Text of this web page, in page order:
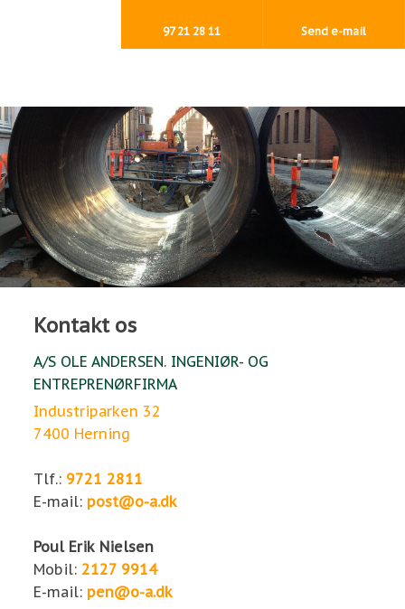
97 21 28 11 Send e-mail
Kontakt os​
A/S OLE ANDERSEN. INGENIØR- OG
ENTREPRENØRFIRMA
Industriparken 32
7400 Herning
Tlf.: 9721 2811
E-mail: post@o-a.dk
Poul Erik Nielsen
Mobil: 2127 9914
E-mail: pen@o-a.dk